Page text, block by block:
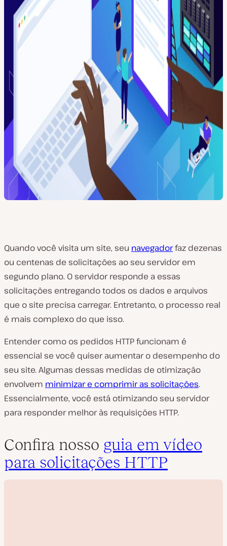
Quando você visita um site, seu navegadorfaz dezenas
ou centenas de solicitações ao seu servidor em
segundo plano. O servidor responde a essas
solicitações entregando todos os dados e arquivos
que o site precisa carregar. Entretanto, o processo real
é mais complexo do que isso.
Entender como os pedidos HTTP funcionam é
essencial se você quiser aumentar o desempenho do
seu site. Algumas dessas medidas de otimização
envolvem minimizar e comprimir as solicitações.
Essencialmente, você está otimizando seu servidor
para responder melhor às requisições HTTP.
Confira nosso guia em vídeo
para solicitações HTTP